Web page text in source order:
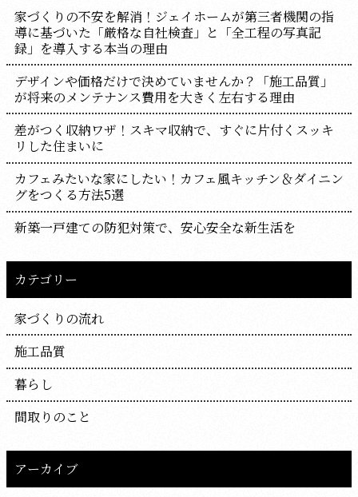
家づくりの不安を解消！ジェイホームが第三者機関の指
導に基づいた「厳格な自社検査」と「全工程の写真記
録」を導入する本当の理由
デザインや価格だけで決めていませんか？「施工品質」
が将来のメンテナンス費用を大きく左右する理由
差がつく収納ワザ！スキマ収納で、すぐに片付くスッキ
リした住まいに
カフェみたいな家にしたい！カフェ風キッチン＆ダイニン
グをつくる方法5選
新築一戸建ての防犯対策で、安心安全な新生活を
カテゴリー
家づくりの流れ
施工品質
暮らし
間取りのこと
アーカイブ